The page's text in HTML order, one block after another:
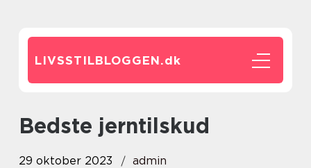
LIVSSTILBLOGGEN.dk
bedste jerntilskud
29 oktober 2023 admin